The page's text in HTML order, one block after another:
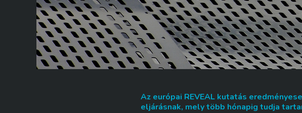
Az európai REVEAL kutatás
eljárásnak, mely több hónapig tudja